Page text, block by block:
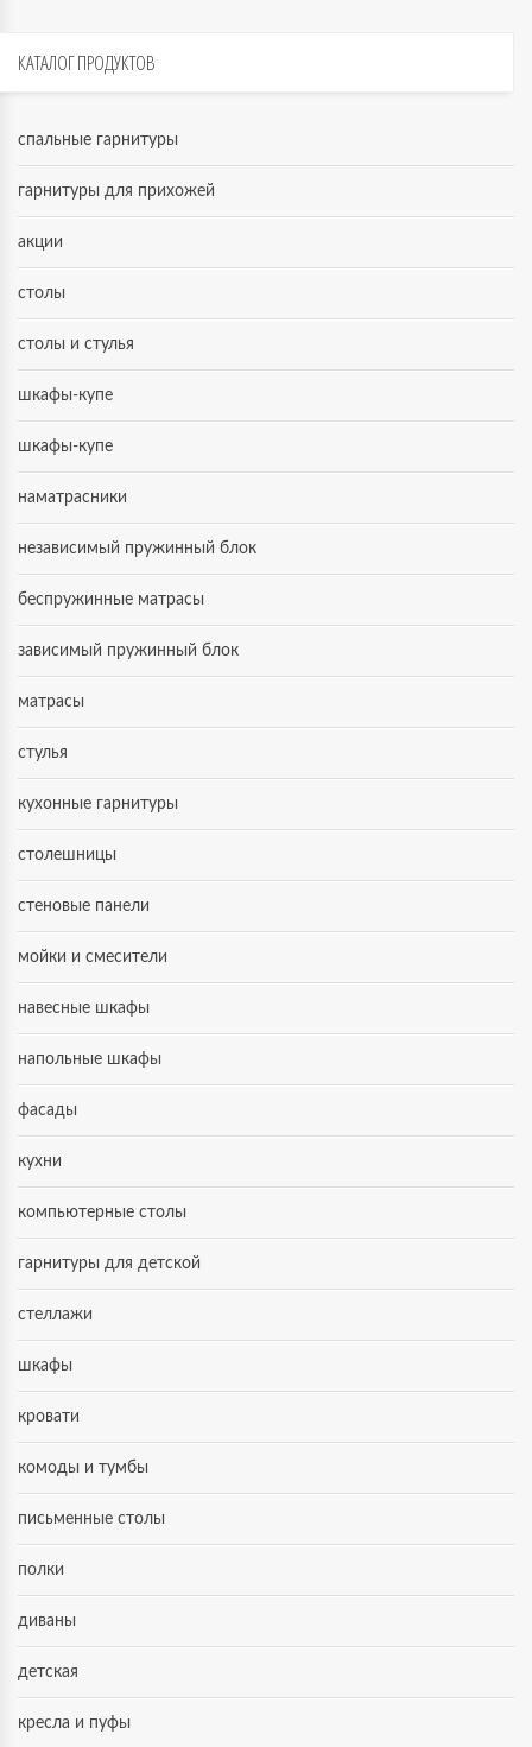
КАТАЛОГПРОДУКТОВ
спальные гарнитуры
гарнитуры для прихожей
акции
столы
столы и стулья
шкафы-купе
шкафы-купе
наматрасники
независимый пружинный блок
беспружинные матрасы
зависимый пружинный блок
матрасы
стулья
кухонные гарнитуры
столешницы
стеновые панели
мойки и смесители
навесные шкафы
напольные шкафы
фасады
кухни
компьютерные столы
гарнитуры для детской
стеллажи
шкафы
кровати
комоды и тумбы
письменные столы
полки
диваны
детская
кресла и пуфы